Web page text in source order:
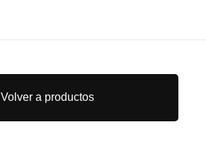
Volver a productos